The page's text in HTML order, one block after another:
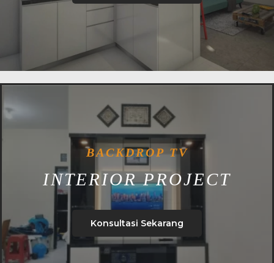
BACKDROP TV
INTERIOR PROJECT
Konsultasi Sekarang